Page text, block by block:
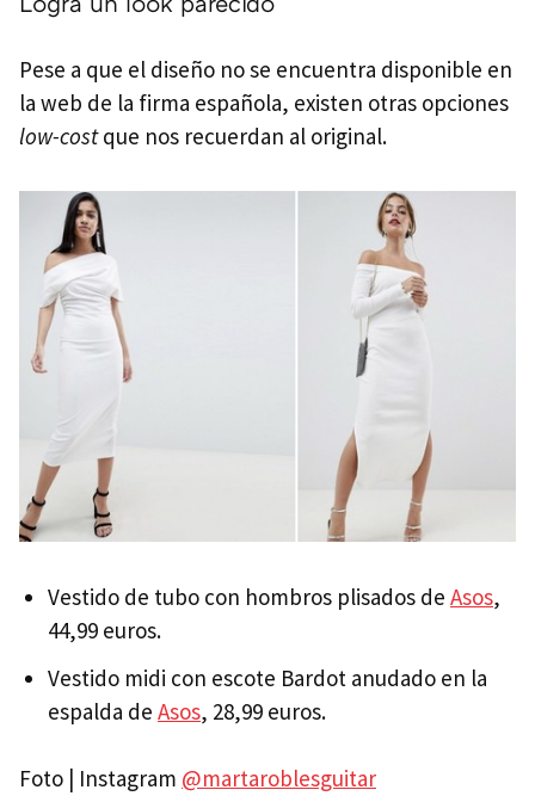
Pese a que el diseño no se encuentra disponible en
la web de la firma española, existen otras opciones
low-costque nos recuerdan al original.
Vestido de tubo con hombros plisados de Asos,
44,99 euros.
Vestido midi con escote Bardot anudado en la
espalda de Asos, 28,99 euros.
Foto | Instagram @martaroblesguitar